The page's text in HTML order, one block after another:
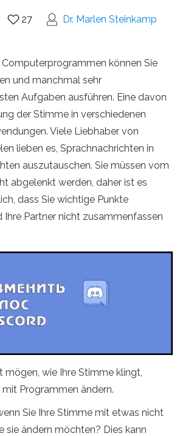
27 Dr. Marlen Steinkamp
können Sie
und manchmal sehr
Aufgaben ausführen. Eine davon
der Stimme in verschiedenen
Viele Liebhaber von
lieben es, Sprachnachrichten in
auszutauschen. Sie müssen vom
abgelenkt werden, daher ist es
dass Sie wichtige Punkte
Ihre Partner nicht zusammenfassen
mögen, wie Ihre Stimme klingt,
mit Programmen ändern.
Sie Ihre Stimme mit etwas nicht
sie ändern möchten? Dies kann